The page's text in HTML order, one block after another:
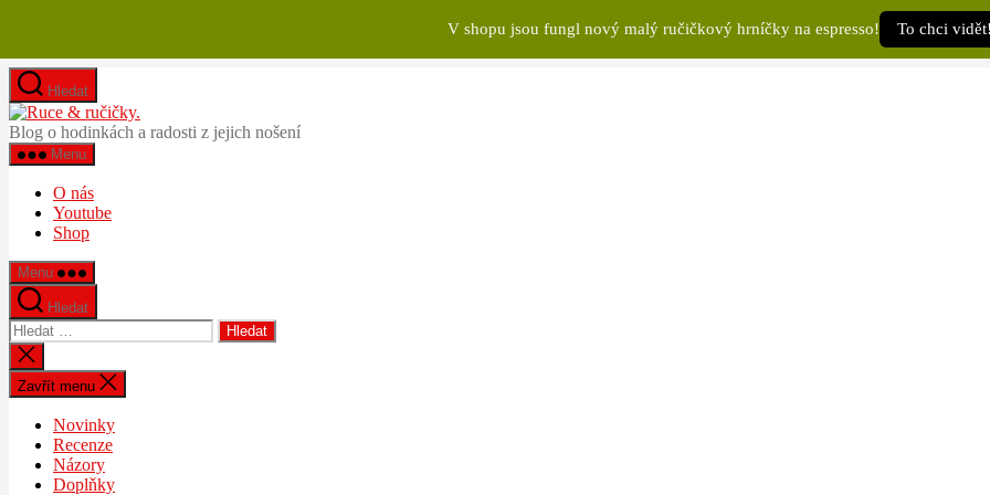
Přejít
obsahu
Hledat
&
Blog o hodinkách a radosti z jejich nošení
Menu
O nás
Youtube
Shop
Menu
Hledat
Výsledky
vyhledávání:
Zavřít
vyhledávání
Zavřít menu
Novinky
Recenze
Názory
Doplňky
V shopu jsou fungl nový malý ručičkový hrníčky na espresso! To chci